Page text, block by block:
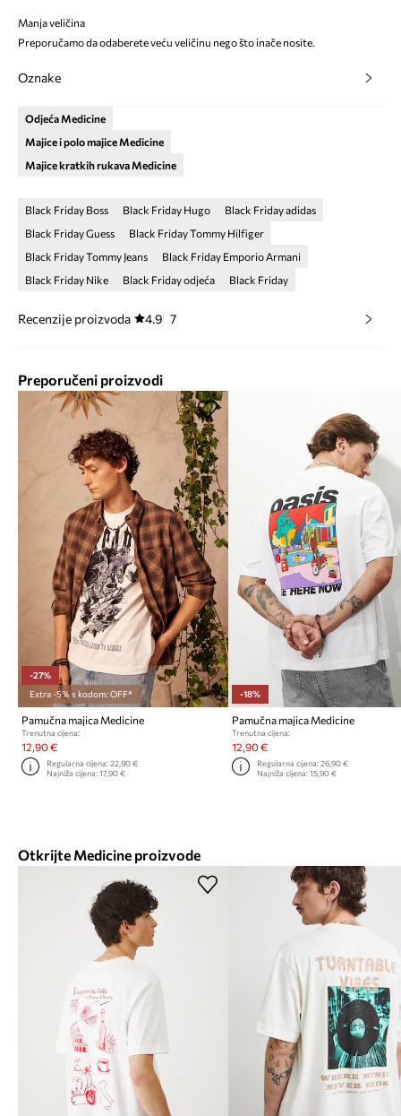
Manja veličina
Preporučamo da odaberete veću veličinu nego što inače nosite.
Oznake
Odjeća Medicine
Majice i polo majice Medicine
Majice kratkih rukava Medicine
Black Friday Boss Black Friday Hugo
Black Friday adidas
Black Friday Guess
Black Friday Tommy Hilfiger
Black Friday Tommy Jeans
Black Friday Emporio Armani
Black Friday Nike
Black Friday odjeća Black Friday
Recenzije proizvoda 4.9 7
Preporučeni proizvodi
-27%
Extra -5% s kodom: OFF*
Pamučna majica Medicine
Trenutna cijena:
12,90 €
Regularna cijena:22,90 €
Najniža cijena:17,90 €
-18%
Pamučna majica Medicine
Trenutna cijena:
12,90 €
Regularna cijena: 26,90 €
Najniža cijena: 15,90 €
Otkrijte Medicine proizvode